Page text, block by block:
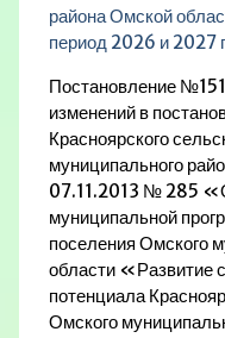
района Омской
период 2026 и 2027
Постановление
изменений в
Красноярского
муниципального
07.11.2013 № 285
муниципальной
поселения Омского
области «Развитие
потенциала
Омского